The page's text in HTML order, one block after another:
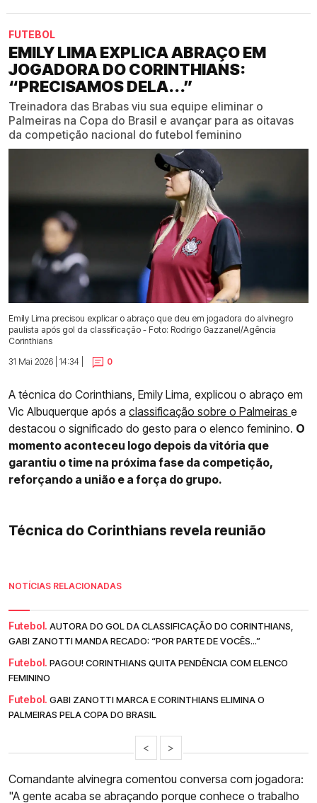
FUTEBOL
EMILY LIMA EXPLICA ABRAÇO EM
JOGADORA DO CORINTHIANS:
“PRECISAMOS DELA...”
Treinadora das Brabas viu sua equipe eliminar o
Palmeiras na Copa do Brasil e avançar para as oitavas
da competição nacional do futebol feminino
Emily Lima precisou explicar o abraço que deu em jogadora do alvinegro
paulista após gol da classificação - Foto: Rodrigo Gazzanel/Agência
Corinthians
31 Mai 2026 | 14:34 |
0
A técnica do Corinthians, Emily Lima, explicou o abraço em
Vic Albuquerque após a classificação sobre o Palmeiras e
destacou o significado do gesto para o elenco feminino. O
momento aconteceu logo depois da vitória que
garantiu o time na próxima fase da competição,
reforçando a união e a força do grupo.
Técnica do Corinthians revela reunião
NOTÍCIAS RELACIONADAS
Futebol. AUTORA DO GOL DA CLASSIFICAÇÃO DO CORINTHIANS,
GABI ZANOTTI MANDA RECADO: “POR PARTE DE VOCÊS...”
Futebol. PAGOU! CORINTHIANS QUITA PENDÊNCIA COM ELENCO
FEMININO
Futebol. GABI ZANOTTI MARCA E CORINTHIANS ELIMINA O
PALMEIRAS PELA COPA DO BRASIL
< >
Comandante alvinegra comentou conversa com jogadora:
"A gente acaba se abraçando porque conhece o trabalho